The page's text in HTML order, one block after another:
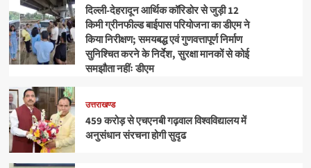
दिल्ली-देहरादून आर्थिक कॉरिडोर से जुड़ी 12
किमी ग्रीनफील्ड बाईपास परियोजना का डीएम ने
किया निरीक्षण; समयबद्ध एवं गुणवत्तापूर्ण निर्माण
सुनिश्चित करने के निर्देश, सुरक्षा मानकों से कोई
समझौता नहींः डीएम
उत्तराखण्ड
459 करोड़ से एचएनबी गढ़वाल विश्वविद्यालय में
अनुसंधान संरचना होगी सुदृढ